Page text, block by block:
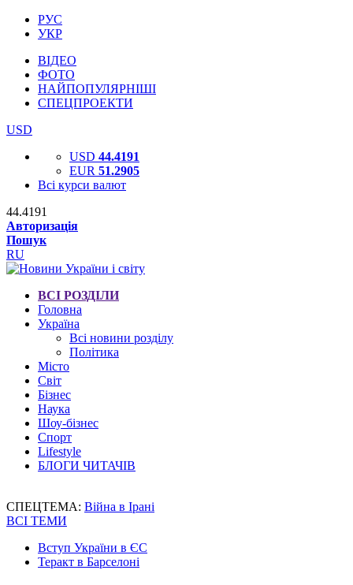
РУС
УКР
ВІДЕО
ФОТО
НАЙПОПУЛЯРНІШІ
СПЕЦПРОЕКТИ
USD
USD 44.4191
EUR 51.2905
Всі курси валют
44.4191
Авторизація
Пошук
RU
ВСІ РОЗДІЛИ
Головна
Україна
Всі новини розділу
Політика
Місто
Світ
Бізнес
Наука
Шоу-бізнес
Спорт
Lifestyle
БЛОГИ ЧИТАЧІВ
СПЕЦТЕМА: Війна в Ірані
ВСІ ТЕМИ
Вступ України в ЄС
Теракт в Барселоні